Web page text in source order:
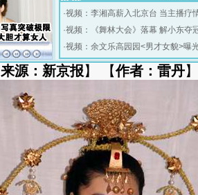
·视频：李湘高薪入北京台 当主播疗
·视频：《舞林大会》落幕 解小东夺
·视频：余文乐高园园<男才女貌>曝
来源：新京报】 【作者：雷丹】